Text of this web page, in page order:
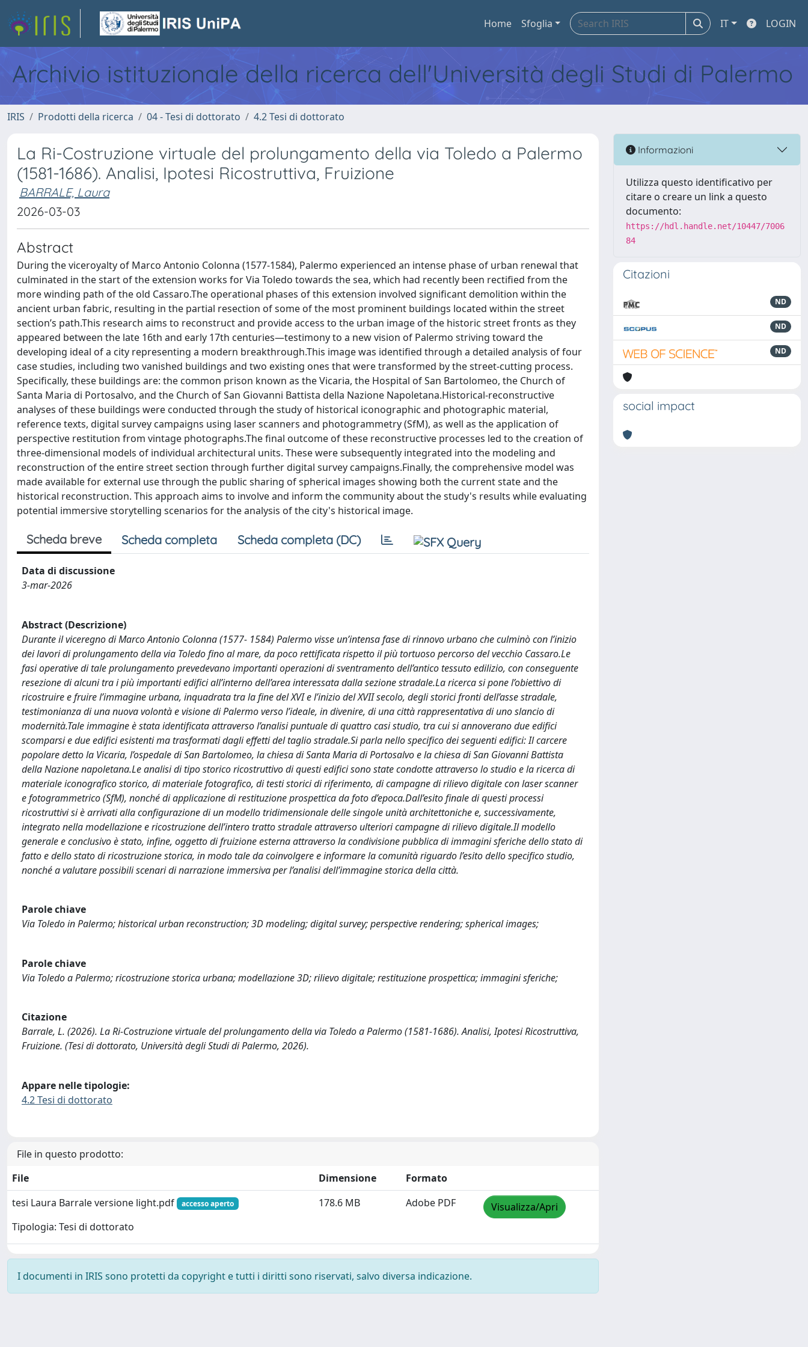
Home Sfoglia IT LOGIN
Archivio istituzionale della ricerca dell'Università degli Studi di Palermo
IRIS Prodotti della ricerca 04 - Tesi di dottorato 4.2 Tesi di dottorato
La Ri-Costruzione virtuale del prolungamento della via Toledo a Palermo
(1581-1686). Analisi, Ipotesi Ricostruttiva, Fruizione
BARRALE, Laura
2026-03-03
Abstract
During the viceroyalty of Marco Antonio Colonna (1577-1584), Palermo experienced an intense phase of urban renewal that
culminated in the start of the extension works for Via Toledo towards the sea, which had recently been rectified from the
more winding path of the old Cassaro.The operational phases of this extension involved significant demolition within the
ancient urban fabric, resulting in the partial resection of some of the most prominent buildings located within the street
section’s path.This research aims to reconstruct and provide access to the urban image of the historic street fronts as they
appeared between the late 16th and early 17th centuries—testimony to a new vision of Palermo striving toward the
developing ideal of a city representing a modern breakthrough.This image was identified through a detailed analysis of four
case studies, including two vanished buildings and two existing ones that were transformed by the street-cutting process.
Specifically, these buildings are: the common prison known as the Vicaria, the Hospital of San Bartolomeo, the Church of
Santa Maria di Portosalvo, and the Church of San Giovanni Battista della Nazione Napoletana.Historical-reconstructive
analyses of these buildings were conducted through the study of historical iconographic and photographic material,
reference texts, digital survey campaigns using laser scanners and photogrammetry (SfM), as well as the application of
perspective restitution from vintage photographs.The final outcome of these reconstructive processes led to the creation of
three-dimensional models of individual architectural units. These were subsequently integrated into the modeling and
reconstruction of the entire street section through further digital survey campaigns.Finally, the comprehensive model was
made available for external use through the public sharing of spherical images showing both the current state and the
historical reconstruction. This approach aims to involve and inform the community about the study's results while evaluating
potential immersive storytelling scenarios for the analysis of the city's historical image.
Scheda breve Scheda completa Scheda completa (DC)
Data di discussione
3-mar-2026
Abstract (Descrizione)
Durante il viceregno di Marco Antonio Colonna (1577- 1584) Palermo visse un’intensa fase di rinnovo urbano che culminò con l’inizio
dei lavori di prolungamento della via Toledo fino al mare, da poco rettificata rispetto il più tortuoso percorso del vecchio Cassaro.Le
fasi operative di tale prolungamento prevedevano importanti operazioni di sventramento dell’antico tessuto edilizio, con conseguente
resezione di alcuni tra i più importanti edifici all’interno dell’area interessata dalla sezione stradale.La ricerca si pone l’obiettivo di
ricostruire e fruire l’immagine urbana, inquadrata tra la fine del XVI e l’inizio del XVII secolo, degli storici fronti dell’asse stradale,
testimonianza di una nuova volontà e visione di Palermo verso l’ideale, in divenire, di una città rappresentativa di uno slancio di
modernità.Tale immagine è stata identificata attraverso l’analisi puntuale di quattro casi studio, tra cui si annoverano due edifici
scomparsi e due edifici esistenti ma trasformati dagli effetti del taglio stradale.Si parla nello specifico dei seguenti edifici: Il carcere
popolare detto la Vicaria, l’ospedale di San Bartolomeo, la chiesa di Santa Maria di Portosalvo e la chiesa di San Giovanni Battista
della Nazione napoletana.Le analisi di tipo storico ricostruttivo di questi edifici sono state condotte attraverso lo studio e la ricerca di
materiale iconografico storico, di materiale fotografico, di testi storici di riferimento, di campagne di rilievo digitale con laser scanner
e fotogrammetrico (SfM), nonché di applicazione di restituzione prospettica da foto d’epoca.Dall’esito finale di questi processi
ricostruttivi si è arrivati alla configurazione di un modello tridimensionale delle singole unità architettoniche e, successivamente,
integrato nella modellazione e ricostruzione dell’intero tratto stradale attraverso ulteriori campagne di rilievo digitale.Il modello
generale e conclusivo è stato, infine, oggetto di fruizione esterna attraverso la condivisione pubblica di immagini sferiche dello stato di
fatto e dello stato di ricostruzione storica, in modo tale da coinvolgere e informare la comunità riguardo l’esito dello specifico studio,
nonché a valutare possibili scenari di narrazione immersiva per l’analisi dell’immagine storica della città.
Parole chiave
Via Toledo in Palermo; historical urban reconstruction; 3D modeling; digital survey; perspective rendering; spherical images;
Parole chiave
Via Toledo a Palermo; ricostruzione storica urbana; modellazione 3D; rilievo digitale; restituzione prospettica; immagini sferiche;
Citazione
Barrale, L. (2026). La Ri-Costruzione virtuale del prolungamento della via Toledo a Palermo (1581-1686). Analisi, Ipotesi Ricostruttiva,
Fruizione. (Tesi di dottorato, Università degli Studi di Palermo, 2026).
Appare nelle tipologie:
4.2 Tesi di dottorato
File in questo prodotto:
File
Dimensione
Formato
tesi Laura Barrale versione light.pdf
accesso aperto
Tipologia: Tesi di dottorato
178.6 MB Adobe PDF Visualizza/Apri
I documenti in IRIS sono protetti da copyright e tutti i diritti sono riservati, salvo diversa indicazione.
Informazioni
Utilizza questo identificativo per
citare o creare un link a questo
documento:
https://hdl.handle.net/10447/7006
84
Citazioni
ND
ND
ND
social impact